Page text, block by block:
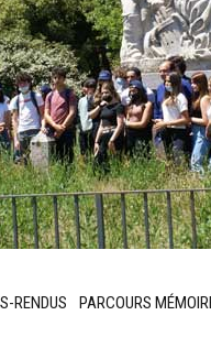
RENDUS PARCOURS